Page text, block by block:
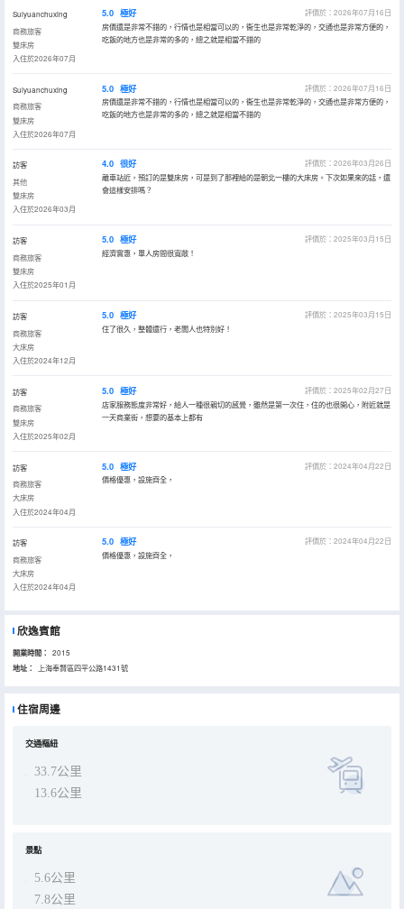
Suiyuanchuxing
商務旅客
雙床房
入住於2026年07月
5.0 極好
評價於：2026年07月16日
房價還是非常不錯的，行情也是相當可以的，衞生也是非常乾淨的，交通也是非常方便的，
吃飯的地方也是非常的多的，總之就是相當不錯的
Suiyuanchuxing
商務旅客
雙床房
入住於2026年07月
5.0 極好
評價於：2026年07月16日
房價還是非常不錯的，行情也是相當可以的，衞生也是非常乾淨的，交通也是非常方便的，
吃飯的地方也是非常的多的，總之就是相當不錯的
訪客
其他
雙床房
入住於2026年03月
4.0 很好
評價於：2026年03月26日
離車站近，預訂的是雙床房，可是到了那裡給的是朝北一樓的大床房。下次如果來的話，還
會這樣安排嗎？
訪客
商務旅客
雙床房
入住於2025年01月
5.0 極好
評價於：2025年03月15日
經濟實惠，單人房間很寬敞！
訪客
商務旅客
大床房
入住於2024年12月
5.0 極好
評價於：2025年03月15日
住了很久，整體還行，老闆人也特別好！
訪客
商務旅客
雙床房
入住於2025年02月
5.0 極好
評價於：2025年02月27日
店家服務態度非常好，給人一種很親切的感覺，雖然是第一次住，住的也很開心，附近就是
一天商業街，想要的基本上都有
訪客
商務旅客
大床房
入住於2024年04月
5.0 極好
評價於：2024年04月22日
價格優惠，設施齊全，
訪客
商務旅客
大床房
入住於2024年04月
5.0 極好
評價於：2024年04月22日
價格優惠，設施齊全，
欣逸賓館
開業時間： 2015
地址： 上海奉賢區四平公路1431號
住宿周邊
交通樞紐
33.7公里
13.6公里
景點
5.6公里
7.8公里